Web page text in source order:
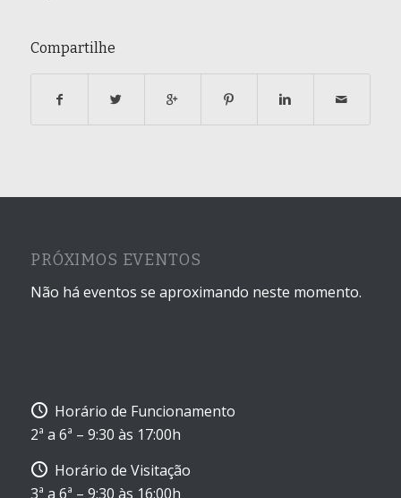
Compartilhe
PRÓXIMOS EVENTOS
Não há eventos se aproximando neste momento.
Horário de Funcionamento
2ª a 6ª – 9:30 às 17:00h
Horário de Visitação
3ª a 6ª – 9:30 às 16:00h